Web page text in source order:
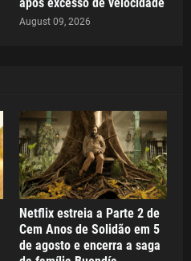
August 09, 2026
Netflix estreia a Parte 2 de
Cem Anos de Solidão em 5
de agosto e encerra a saga